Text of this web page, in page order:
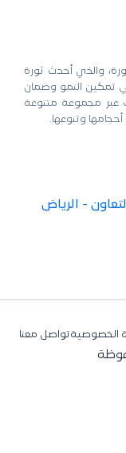
والذي أحدث ثورة
تمكين النمو وضمان
عبر مجموعة متنوعة
وتنوعها.
- الرياض
الخصوصيةتواصل معنا